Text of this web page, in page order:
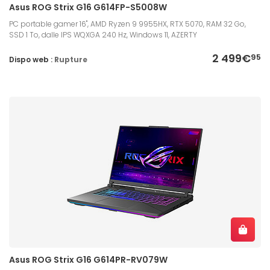
Asus ROG Strix G16 G614FP-S5008W
PC portable gamer 16", AMD Ryzen 9 9955HX, RTX 5070, RAM 32 Go,
SSD 1 To, dalle IPS WQXGA 240 Hz, Windows 11, AZERTY
2 499€95
Dispo web : Rupture
Asus ROG Strix G16 G614PR-RV079W